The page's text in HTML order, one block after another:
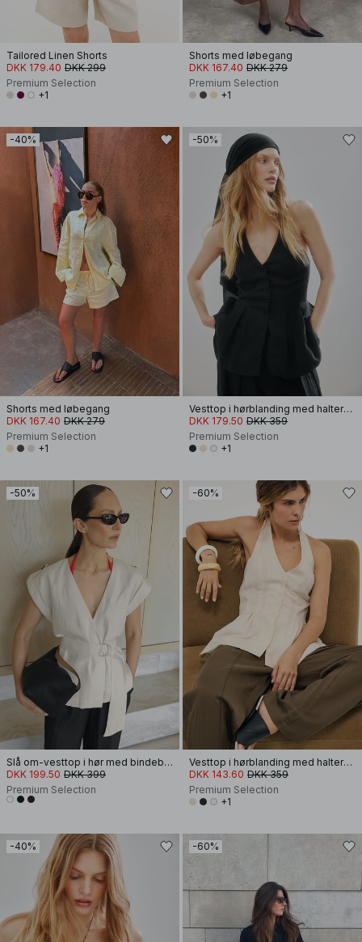
Tailored Linen Shorts
DKK 179.40 DKK 299
Premium Selection
+1
Shorts med løbegang
DKK 167.40 DKK 279
Premium Selection
+1
-40%
Shorts med løbegang
DKK 167.40 DKK 279
Premium Selection
+1
-50%
Vesttop i hørblanding med halterneck i lyocell
DKK 179.50 DKK 359
Premium Selection
+1
-50%
Slå om-vesttop i hør med bindebånd
DKK 199.50 DKK 399
Premium Selection
-60%
Vesttop i hørblanding med halterneck i lyocell
DKK 143.60 DKK 359
Premium Selection
+1
-40% -60%